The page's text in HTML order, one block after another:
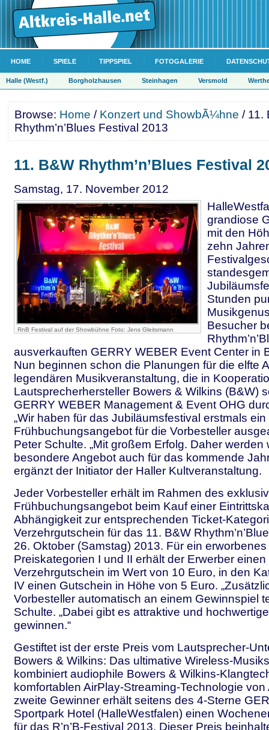
HOME SPIELE TIPPSPIEL FOTOGALERIE
Halle (Westf.) Borgholzhausen Steinhagen Versmold
Browse: Home / Konzert und ShowbÃ¼hne / 11.
Rhythm’n’Blues Festival 2013
11. B&W Rhythm’n’Blues Festival
Samstag, 17. November 2012
RnB Festival auf der Showbühne Foto: Jens Gleitsmann
grandiose
mit den
zehn
Stunden
Besucher
ausverkauften GERRY WEBER Event Center in
Nun beginnen schon die Planungen für die elfte
legendären Musikveranstaltung, die in
Lautsprecherhersteller Bowers & Wilkins (B&W)
GERRY WEBER Management & Event OHG
„Wir haben für das Jubiläumsfestival erstmals
Frühbuchungsangebot für die Vorbesteller
Peter Schulte. „Mit großem Erfolg. Daher werden
besondere Angebot auch für das kommende
ergänzt der Initiator der Haller Kultveranstaltung.
Jeder Vorbesteller erhält im Rahmen des
Frühbuchungsangebot beim Kauf einer
Abhängigkeit zur entsprechenden Ticket-
Verzehrgutschein für das 11. B&W
26. Oktober (Samstag) 2013. Für ein
Preiskategorien I und II erhält der Erwerber einen
Verzehrgutschein im Wert von 10 Euro, in den
IV einen Gutschein in Höhe von 5 Euro.
Vorbesteller automatisch an einem Gewinnspiel
Schulte. „Dabei gibt es attraktive und
gewinnen.“
Gestiftet ist der erste Preis vom Lautsprecher-
Bowers & Wilkins: Das ultimative Wireless-
kombiniert audiophile Bowers & Wilkins-
komfortablen AirPlay-Streaming-Technologie von
zweite Gewinner erhält seitens des 4-Sterne
Sportpark Hotel (HalleWestfalen) einen
für das R’n’B-Festival 2013. Dieser Preis